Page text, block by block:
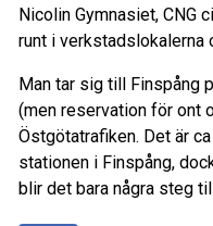
Nicolin Gymnasiet, CNG
runt i verkstadslokalerna
Man tar sig till Finspång
(men reservation för ont
Östgötatrafiken. Det är
stationen i Finspång,
blir det bara några steg